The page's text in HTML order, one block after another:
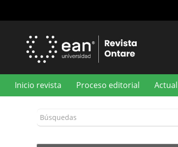
principal
Inicio revista Proceso editorial Actual